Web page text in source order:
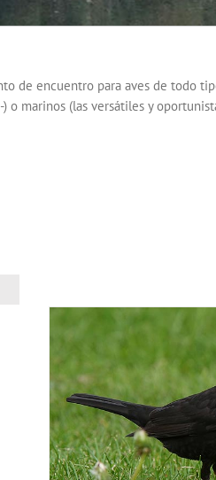
de encuentro para aves de todo
-) o marinos (las versátiles y